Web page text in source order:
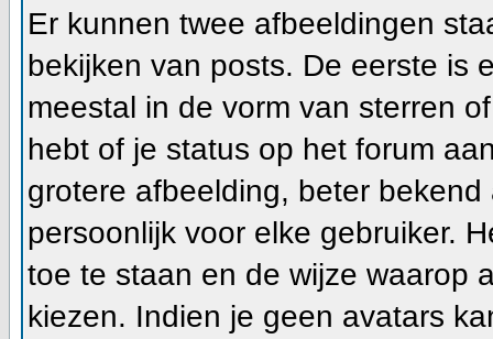
Er kunnen twee afbeeldingen
bekijken van posts. De eerste is
meestal in de vorm van sterren
hebt of je status op het forum
grotere afbeelding, beter
persoonlijk voor elke gebruiker.
toe te staan en de wijze waarop
kiezen. Indien je geen avatars